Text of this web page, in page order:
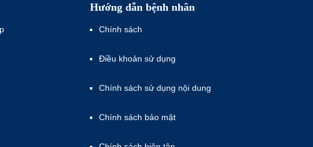
Hướng dẫn bệnh nhân
Chính sách
Điều khoản sử dụng
Chính sách sử dụng nội dung
Chính sách bảo mật